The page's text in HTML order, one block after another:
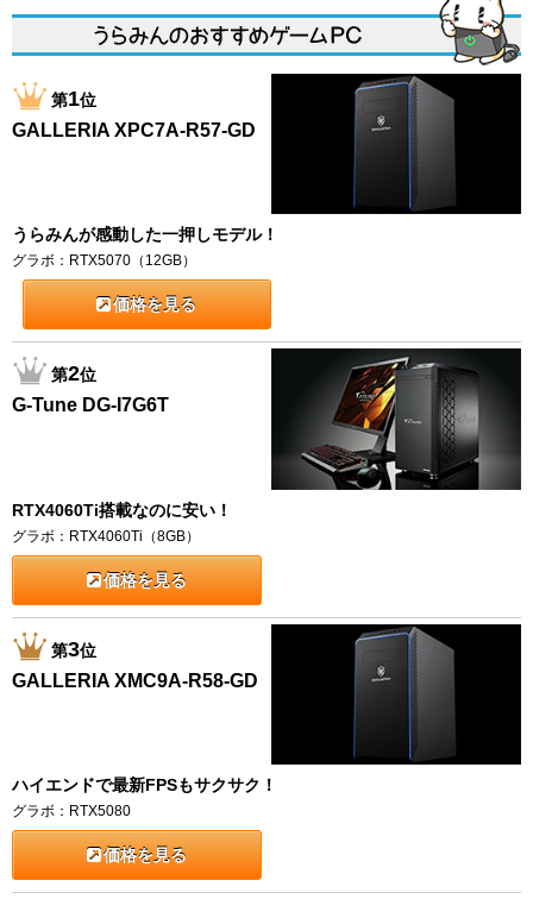
第1位
GALLERIA XPC7A-R57-GD
うらみんが感動した一押しモデル！
グラボ：RTX5070（12GB）
価格を見る
第2位
G-Tune DG-I7G6T
RTX4060Ti搭載なのに安い！
グラボ：RTX4060Ti（8GB）
価格を見る
第3位
GALLERIA XMC9A-R58-GD
ハイエンドで最新FPSもサクサク！
グラボ：RTX5080
価格を見る